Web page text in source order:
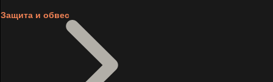
Защита и обвес